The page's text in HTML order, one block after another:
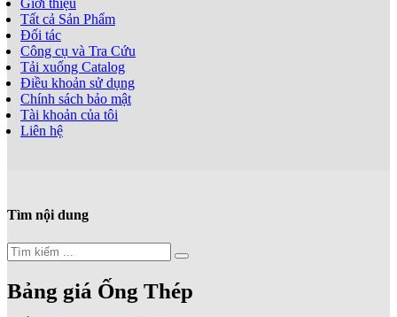
Giới thiệu
Tất cả Sản Phẩm
Đối tác
Công cụ và Tra Cứu
Tải xuống Catalog
Điều khoản sử dụng
Chính sách bảo mật
Tài khoản của tôi
Liên hệ
Tìm nội dung
Bảng giá Ống Thép